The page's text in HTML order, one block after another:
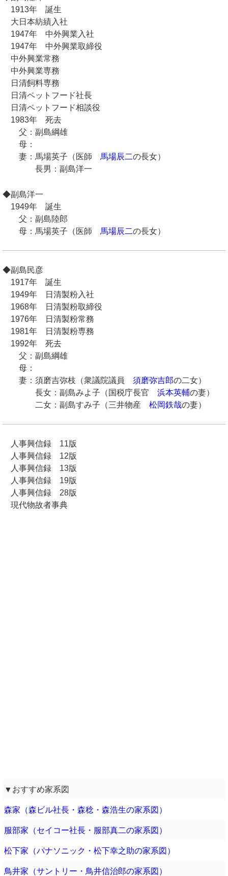
1913年 誕生
大日本紡績入社
1947年 中外興業入社
1947年 中外興業取締役
中外興業常務
中外興業専務
日清飼料専務
日清ペットフード社長
日清ペットフード相談役
1983年 死去
父：副島綱雄
母：
妻：馬場英子（医師 馬場辰二の長女）
長男：副島洋一
◆副島洋一
1949年 誕生
父：副島陸郎
母：馬場英子（医師 馬場辰二の長女）
◆副島民彦
1917年 誕生
1949年 日清製粉入社
1968年 日清製粉取締役
1976年 日清製粉常務
1981年 日清製粉専務
1992年 死去
父：副島綱雄
母：
妻：須磨吉弥枝（衆議院議員 須磨弥吉郎の二女）
長女：副島みよ子（国税庁長官 浜本英輔の妻）
二女：副島すみ子（三井物産 松岡鉄哉の妻）
人事興信録 11版
人事興信録 12版
人事興信録 13版
人事興信録 19版
人事興信録 28版
現代物故者事典
▼おすすめ家系図
森家（森ビル社長・森稔・森浩生の家系図）
服部家（セイコー社長・服部真二の家系図）
松下家（パナソニック・松下幸之助の家系図）
鳥井家（サントリー・鳥井信治郎の家系図）